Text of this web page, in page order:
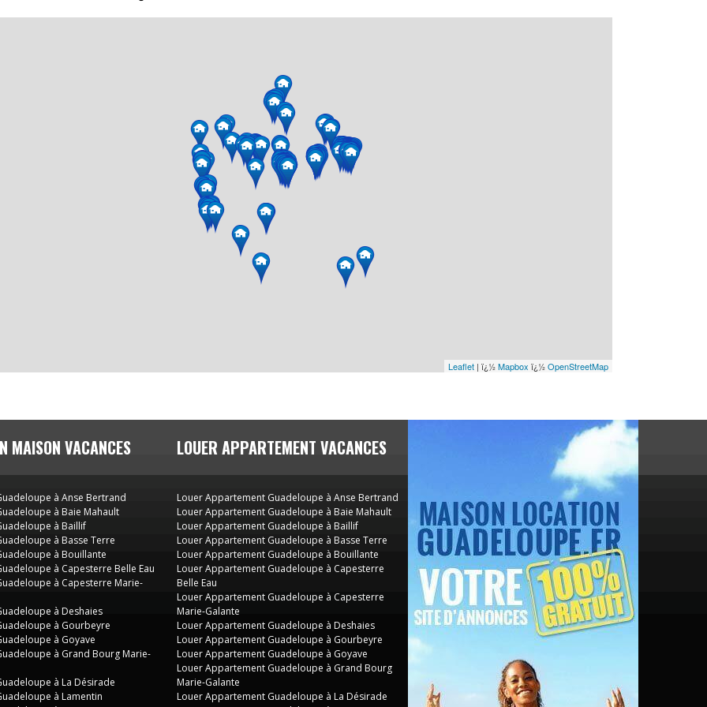
Leaflet | ï¿½Mapbox ï¿½OpenStreetMap
MAISON VACANCES
à Anse Bertrand
à Baie Mahault
à Baillif
à Basse Terre
à Bouillante
à Capesterre Belle Eau
à Capesterre Marie-
à Deshaies
à Gourbeyre
à Goyave
à Grand Bourg Marie-
à La Désirade
à Lamentin
LOUER APPARTEMENT VACANCES
Louer Appartement Guadeloupe à Anse Bertrand
Louer Appartement Guadeloupe à Baie Mahault
Louer Appartement Guadeloupe à Baillif
Louer Appartement Guadeloupe à Basse Terre
Louer Appartement Guadeloupe à Bouillante
Louer Appartement Guadeloupe à Capesterre
Belle Eau
Louer Appartement Guadeloupe à Capesterre
Marie-Galante
Louer Appartement Guadeloupe à Deshaies
Louer Appartement Guadeloupe à Gourbeyre
Louer Appartement Guadeloupe à Goyave
Louer Appartement Guadeloupe à Grand Bourg
Marie-Galante
Louer Appartement Guadeloupe à La Désirade